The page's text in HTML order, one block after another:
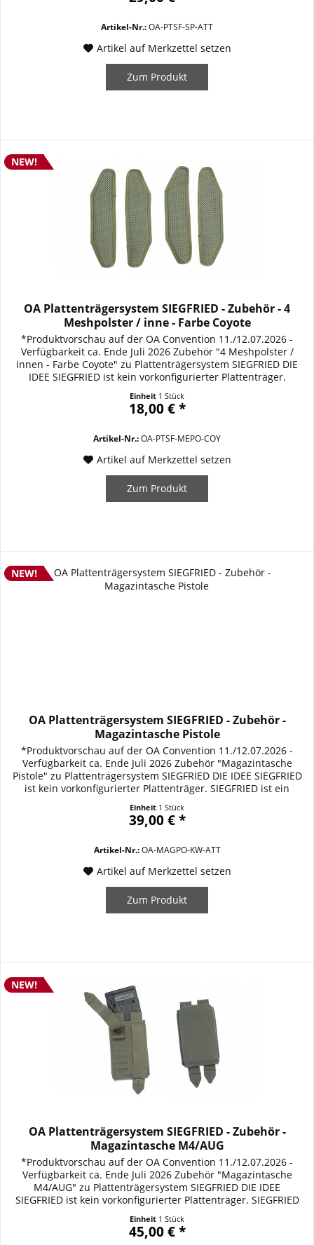
diskreten Ballistikschutz...
Artikel-Nr.:OA-PTSF-SP-ATT
Artikel auf Merkzettel setzen
Zum Produkt
NEW!
OA Plattenträgersystem SIEGFRIED - Zubehör - 4
Meshpolster / inne - Farbe Coyote
*Produktvorschau auf der OA Convention 11./12.07.2026 -
Verfügbarkeit ca. Ende Juli 2026 Zubehör "4 Meshpolster /
innen - Farbe Coyote" zu Plattenträgersystem SIEGFRIED DIE
IDEE SIEGFRIED ist kein vorkonfigurierter Plattenträger.
sich den Anforderungen seines Trägers anpasst. Vom
verdeckten bzw. diskreten...
Einheit 1 Stück
18,00 € *
Artikel-Nr.:OA-PTSF-MEPO-COY
Artikel auf Merkzettel setzen
Zum Produkt
NEW!
OA Plattenträgersystem SIEGFRIED - Zubehör -
Magazintasche Pistole
*Produktvorschau auf der OA Convention 11./12.07.2026 -
Verfügbarkeit ca. Ende Juli 2026 Zubehör "Magazintasche
Pistole" zu Plattenträgersystem SIEGFRIED DIE IDEE SIEGFRIED
ist kein vorkonfigurierter Plattenträger. SIEGFRIED ist ein
Anforderungen seines Trägers anpasst. Vom verdeckten bzw.
diskreten Ballistikschutz unter...
Einheit 1 Stück
39,00 € *
Artikel-Nr.:OA-MAGPO-KW-ATT
Artikel auf Merkzettel setzen
Zum Produkt
NEW!
OA Plattenträgersystem SIEGFRIED - Zubehör -
Magazintasche M4/AUG
*Produktvorschau auf der OA Convention 11./12.07.2026 -
Verfügbarkeit ca. Ende Juli 2026 Zubehör "Magazintasche
M4/AUG" zu Plattenträgersystem SIEGFRIED DIE IDEE
SIEGFRIED ist kein vorkonfigurierter Plattenträger. SIEGFRIED
Anforderungen seines Trägers anpasst. Vom verdeckten bzw.
diskreten Ballistikschutz unter...
Einheit 1 Stück
45,00 € *